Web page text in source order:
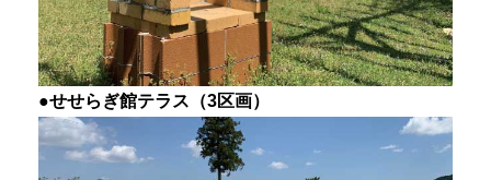
●せせらぎ館テラス（3区画）